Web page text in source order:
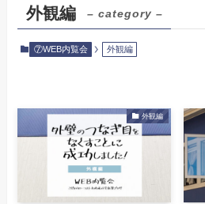
外観編 – category –
⑦WEB内覧会 外観編
外観編